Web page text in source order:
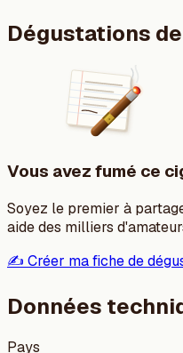
Dégustations
Vous avez fumé ce
Soyez le premier à
aide des milliers
✍️ Créer ma fiche de
Données
Pays